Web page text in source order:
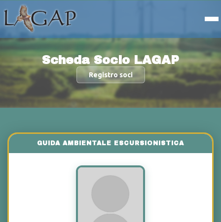
Scheda Socio LAGAP
Registro soci